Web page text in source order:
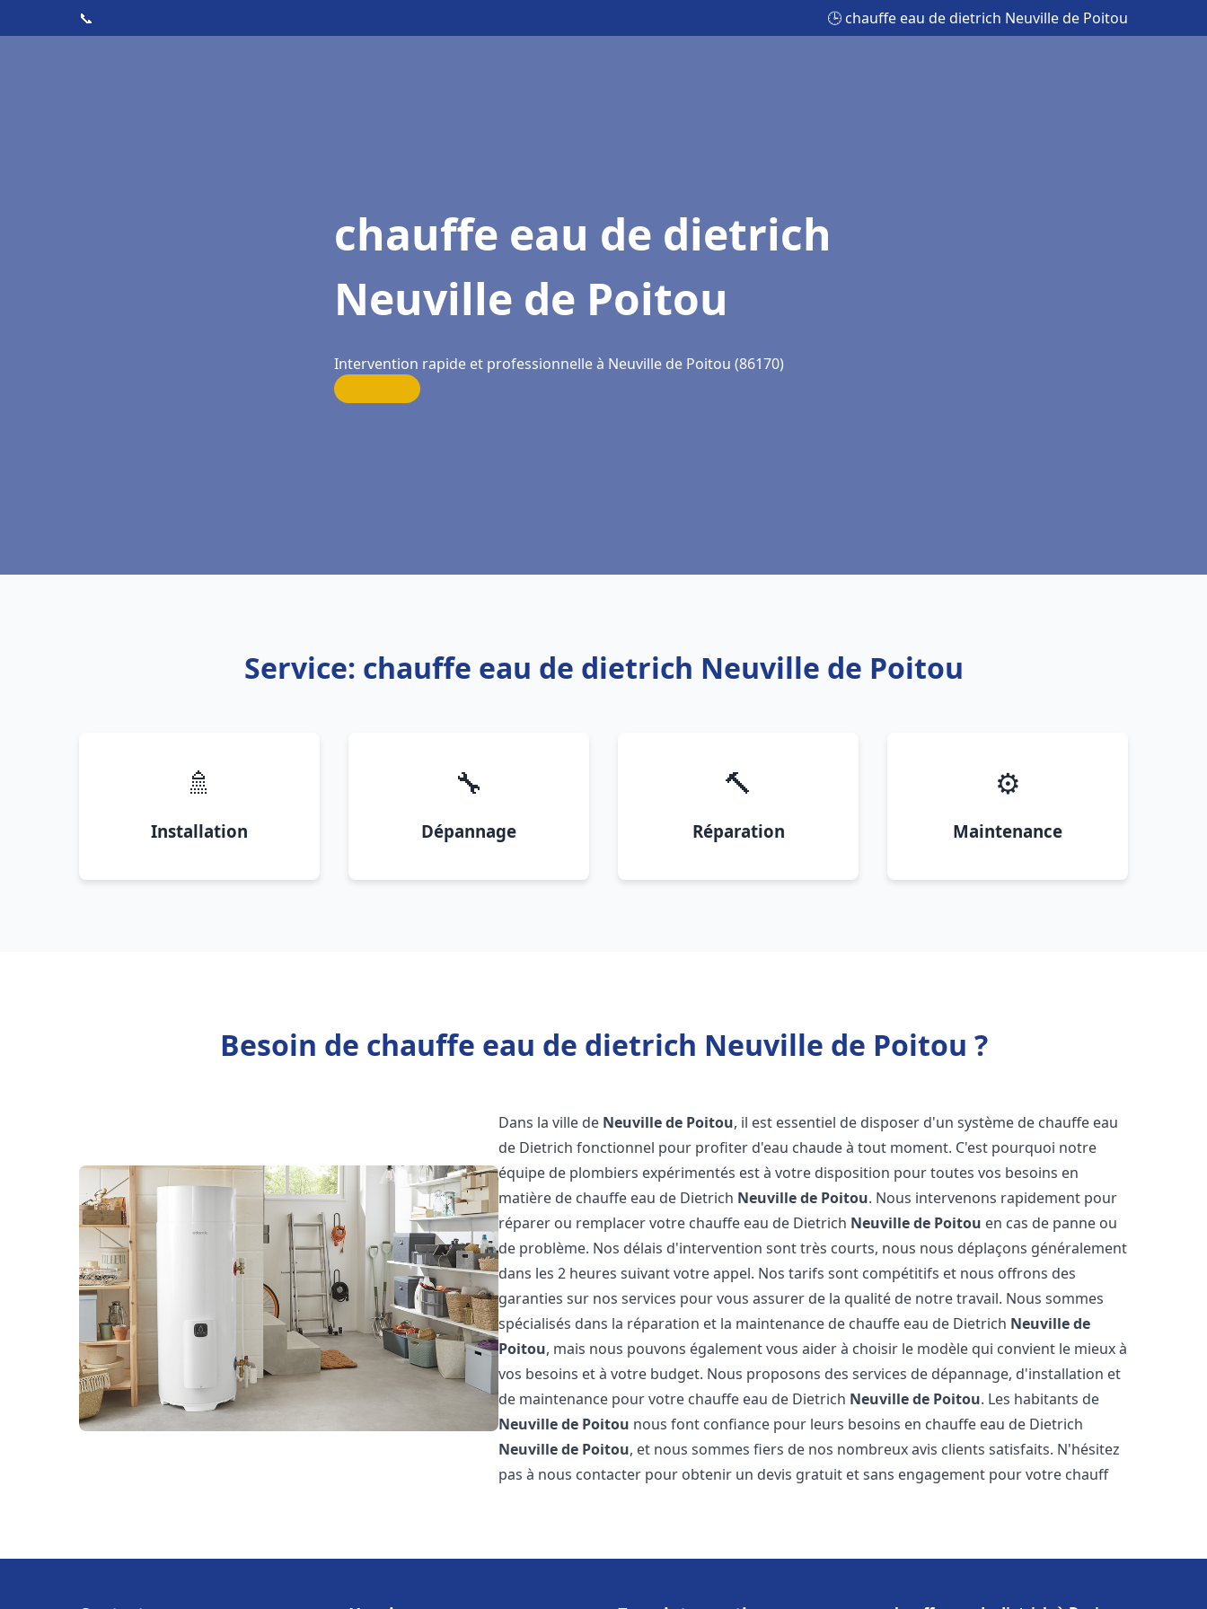
📞 🕒 chauffe eau de dietrich Neuville de Poitou
chauffe eau de dietrich
Neuville de Poitou
Intervention rapide et professionnelle à Neuville de Poitou (86170)
Service: chauffe eau de dietrich Neuville de Poitou
🚿
Installation
🔧
Dépannage
🔨
Réparation
⚙️
Maintenance
Besoin de chauffe eau de dietrich Neuville de Poitou ?
Dans la ville de Neuville de Poitou, il est essentiel de disposer d'un système de chauffe eau
de Dietrich fonctionnel pour profiter d'eau chaude à tout moment. C'est pourquoi notre
équipe de plombiers expérimentés est à votre disposition pour toutes vos besoins en
matière de chauffe eau de Dietrich Neuville de Poitou. Nous intervenons rapidement pour
réparer ou remplacer votre chauffe eau de Dietrich Neuville de Poitou en cas de panne ou
de problème. Nos délais d'intervention sont très courts, nous nous déplaçons généralement
dans les 2 heures suivant votre appel. Nos tarifs sont compétitifs et nous offrons des
garanties sur nos services pour vous assurer de la qualité de notre travail. Nous sommes
spécialisés dans la réparation et la maintenance de chauffe eau de Dietrich Neuville de
Poitou, mais nous pouvons également vous aider à choisir le modèle qui convient le mieux à
vos besoins et à votre budget. Nous proposons des services de dépannage, d'installation et
de maintenance pour votre chauffe eau de Dietrich Neuville de Poitou. Les habitants de
Neuville de Poitou nous font confiance pour leurs besoins en chauffe eau de Dietrich
Neuville de Poitou, et nous sommes fiers de nos nombreux avis clients satisfaits. N'hésitez
pas à nous contacter pour obtenir un devis gratuit et sans engagement pour votre chauff